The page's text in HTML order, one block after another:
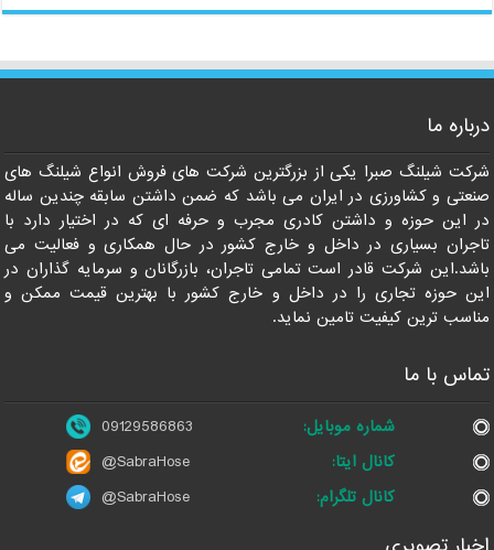
درباره ما
شرکت شیلنگ صبرا یکی از بزرگترین شرکت های فروش انواع شیلنگ های
صنعتی و کشاورزی در ایران می باشد که ضمن داشتن سابقه چندین ساله
در این حوزه و داشتن کادری مجرب و حرفه ای که در اختیار دارد با
تاجران بسیاری در داخل و خارج کشور در حال همکاری و فعالیت می
باشد.این شرکت قادر است تمامی تاجران، بازرگانان و سرمایه گذاران در
این حوزه تجاری را در داخل و خارج کشور با بهترین قیمت ممکن و
مناسب ترین کیفیت تامین نماید.
تماس با ما
شماره موبایل:
09129586863
کانال ایتا:
@SabraHose
کانال تلگرام:
@SabraHose